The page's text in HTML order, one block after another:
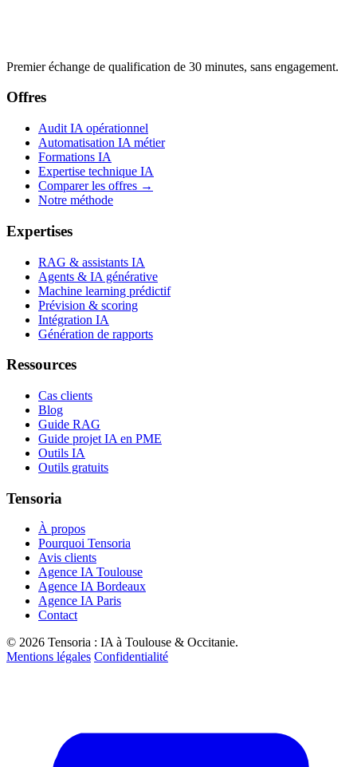
Premier échange de qualification de 30 minutes, sans engagement.
Offres
Audit IA opérationnel
Automatisation IA métier
Formations IA
Expertise technique IA
Comparer les offres →
Notre méthode
Expertises
RAG & assistants IA
Agents & IA générative
Machine learning prédictif
Prévision & scoring
Intégration IA
Génération de rapports
Ressources
Cas clients
Blog
Guide RAG
Guide projet IA en PME
Outils IA
Outils gratuits
Tensoria
À propos
Pourquoi Tensoria
Avis clients
Agence IA Toulouse
Agence IA Bordeaux
Agence IA Paris
Contact
© 2026 Tensoria : IA à Toulouse & Occitanie.
Mentions légales Confidentialité